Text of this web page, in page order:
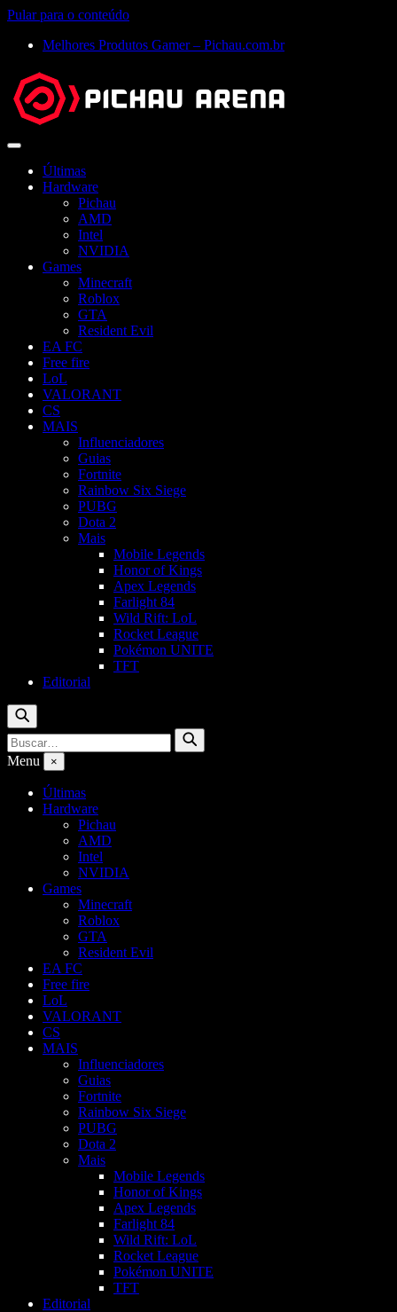
Pular para o conteúdo
Melhores Produtos Gamer – Pichau.com.br
Abrir
Últimas
Hardware
Pichau
AMD
Intel
NVIDIA
Games
Minecraft
Roblox
GTA
Resident Evil
EA FC
Free fire
LoL
VALORANT
CS
MAIS
Influenciadores
Guias
Fortnite
Rainbow Six Siege
PUBG
Dota 2
Mais
Mobile Legends
Honor of Kings
Apex Legends
Farlight 84
Wild Rift: LoL
Rocket League
Pokémon UNITE
TFT
Editorial
Buscar
Buscar
por:
Buscar
Menu ×
Últimas
Hardware
Pichau
AMD
Intel
NVIDIA
Games
Minecraft
Roblox
GTA
Resident Evil
EA FC
Free fire
LoL
VALORANT
CS
MAIS
Influenciadores
Guias
Fortnite
Rainbow Six Siege
PUBG
Dota 2
Mais
Mobile Legends
Honor of Kings
Apex Legends
Farlight 84
Wild Rift: LoL
Rocket League
Pokémon UNITE
TFT
Editorial